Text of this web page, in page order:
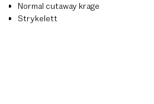
Normal cutaway krage
Strykelett